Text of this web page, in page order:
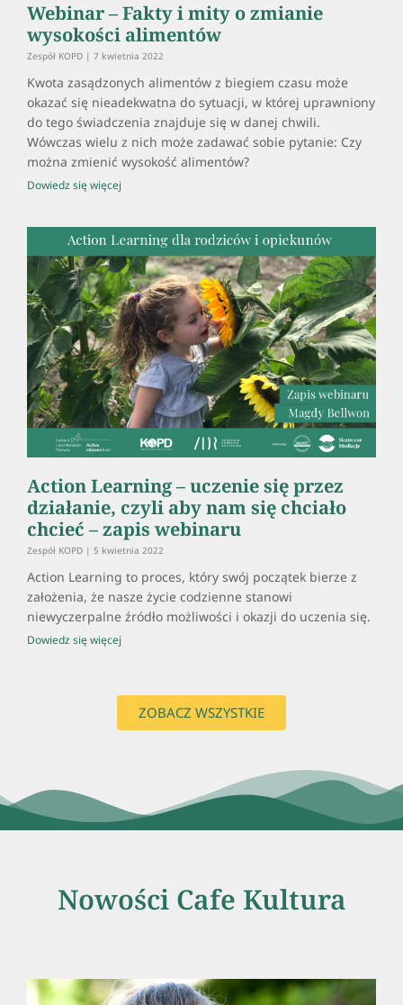
Webinar – Fakty i mity o zmianie
wysokości alimentów
Zespół KOPD 7 kwietnia 2022
Kwota zasądzonych alimentów z biegiem czasu może
okazać się nieadekwatna do sytuacji, w której uprawniony
do tego świadczenia znajduje się w danej chwili.
Wówczas wielu z nich może zadawać sobie pytanie: Czy
można zmienić wysokość alimentów?
Dowiedz się więcej
Action Learning – uczenie się przez
działanie, czyli aby nam się chciało
chcieć – zapis webinaru
Zespół KOPD 5 kwietnia 2022
Action Learning to proces, który swój początek bierze z
założenia, że nasze życie codzienne stanowi
niewyczerpalne źródło możliwości i okazji do uczenia się.
Dowiedz się więcej
ZOBACZ WSZYSTKIE
Nowości Cafe Kultura